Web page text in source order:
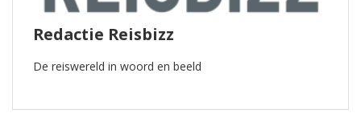
Redactie Reisbizz
De reiswereld in woord en beeld